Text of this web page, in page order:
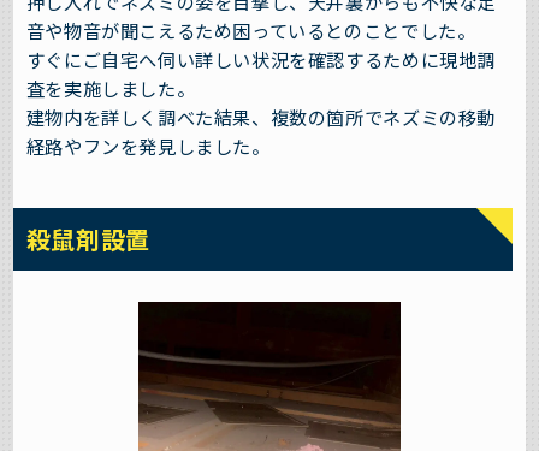
音や物音が聞こえるため困っているとのことでした。
すぐにご自宅へ伺い詳しい状況を確認するために現地調
査を実施しました。
建物内を詳しく調べた結果、複数の箇所でネズミの移動
経路やフンを発見しました。
殺鼠剤設置